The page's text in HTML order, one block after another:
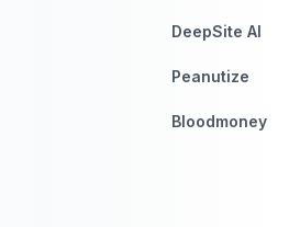
DeepSite AI
Peanutize
Bloodmoney